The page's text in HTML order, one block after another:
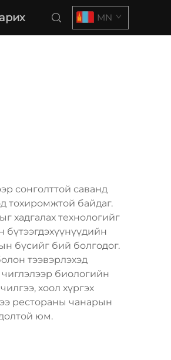
MN
сонголттой саванд
тохиромжтой байдаг.
хадгалах технологийг
бүсийг бий болгодог.
тээвэрлэхэд
биологийн
хоол хүргэх
рестораны чанарын
юм.